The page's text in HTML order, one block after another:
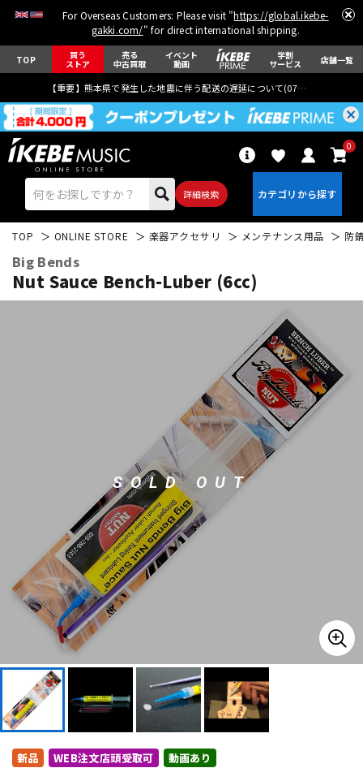
For Overseas Customers: Please visit "https://global.ikebe-
gakki.com/" for direct international shipping.
TOP 買う
ストア
売る
中古買取
イベント
動画
学割
サービス 店舗一覧
【重要】熊本県で発生した地震に伴う配送の遅延について(07月29日
詳細検索
0
アコギ/エレアコ
ウクレレ
パーカッション
キーボード
管楽器
アンプ
DTM
TOP ONLINE STORE 楽器アクセサリ メンテナンス用品 防
Big Bends
Nut Sauce Bench-Luber (6cc)
SOLD OUT
新品 WEB注文店頭受取可 動画あり